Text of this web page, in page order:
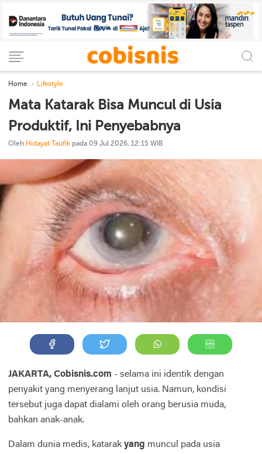
Home Lifestyle
Mata Katarak Bisa Muncul di Usia
Produktif, Ini Penyebabnya
Oleh Hidayat Taufik pada 09 Jul 2026, 12:15 WIB
JAKARTA, Cobisnis.com - selama ini identik dengan
penyakit yang menyerang lanjut usia. Namun, kondisi
tersebut juga dapat dialami oleh orang berusia muda,
bahkan anak-anak.
Dalam dunia medis, katarak yang muncul pada usia